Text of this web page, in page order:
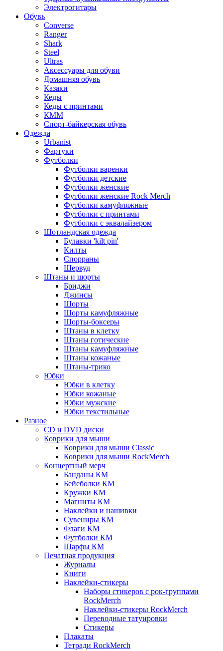
Электрогитары
Обувь
Converse
Ranger
Shark
Steel
Ultras
Аксессуары для обуви
Домашняя обувь
Казаки
Кеды
Кеды с принтами
КММ
Спорт-байкерская обувь
Одежда
Urbanist
Фартуки
Футболки
Футболки варенки
Футболки детские
Футболки женские
Футболки женские Rock Merch
Футболки камуфляжные
Футболки с принтами
Футболки с эквалайзером
Шотландская одежда
Булавки 'kilt pin'
Килты
Спорраны
Шервуд
Штаны и шорты
Бриджи
Джинсы
Шорты
Шорты камуфляжные
Шорты-боксеры
Штаны в клетку
Штаны готические
Штаны камуфляжные
Штаны кожаные
Штаны-трико
Юбки
Юбки в клетку
Юбки кожаные
Юбки мужские
Юбки текстильные
Разное
CD и DVD диски
Коврики для мыши
Коврики для мыши Classic
Коврики для мыши RockMerch
Концертный мерч
Банданы КМ
Бейсболки КМ
Кружки КМ
Магниты КМ
Наклейки и нашивки
Сувениры КМ
Флаги КМ
Футболки КМ
Шарфы КМ
Печатная продукция
Журналы
Книги
Наклейки-стикеры
Наборы стикеров с рок-группами
RockMerch
Наклейки-стикеры RockMerch
Переводные татуировки
Стикеры
Плакаты
Тетради RockMerch